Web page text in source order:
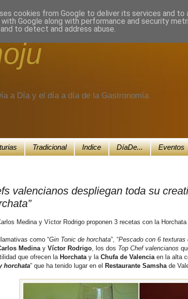
a Día y el día a día de la Gastronomía
Tradicional Indice DíaDe... Eventos
valencianos despliegan toda su
Medina y Víctor Rodrigo proponen 3 recetas con la
como “Gin Tonic de horchata”, “Pescado con 6 texturas
Medina y Víctor Rodrigo , los dos Top Chef valencianos
que ofrecen la Horchata y la Chufa de Valencia en la alta
horchata” que ha tenido lugar en el Restaurante Samsha de
cookies from Google to deliver its services and to
with Google along with performance and security
to detect and address abuse.